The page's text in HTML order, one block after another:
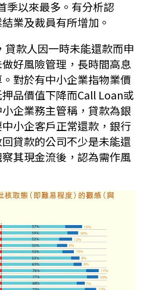
季以來最多。有分析認
業及裁員有所增加。
款人因一時未能還款而申
好風險管理，長時間高息
對於有中小企業指物業價
品價值下降而Call Loan或
企業務主管稱，貸款為銀
小企客戶正常還款，銀行
貸款的公司不少是未能還
其現金流後，認為需作風